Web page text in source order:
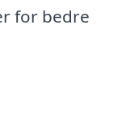
for bedre